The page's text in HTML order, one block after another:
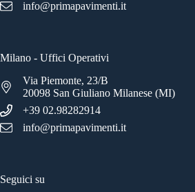
info@primapavimenti.it
Milano - Uffici Operativi
Via Piemonte, 23/B
20098 San Giuliano Milanese (MI)
+39 02.98282914
info@primapavimenti.it
Seguici su